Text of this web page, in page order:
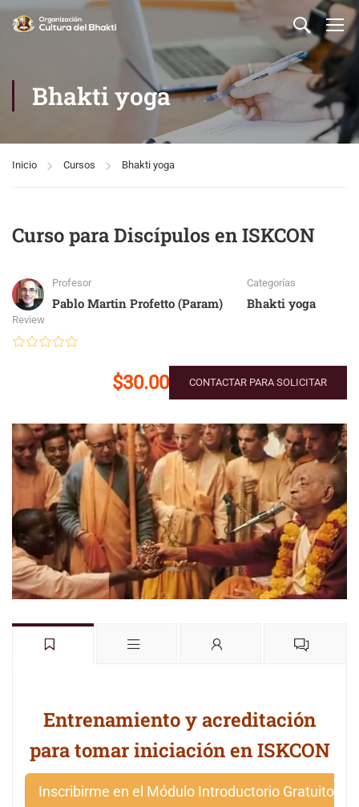
Bhakti yoga
Inicio Cursos Bhakti yoga
Curso para Discípulos en ISKCON
Profesor
Pablo Martin Profetto (Param)
Categorías
Bhakti yoga
Review
$30.00 CONTACTAR PARA SOLICITAR
Entrenamiento y acreditación
para tomar iniciación en ISKCON
Inscribirme en el Módulo Introductorio Gratuito